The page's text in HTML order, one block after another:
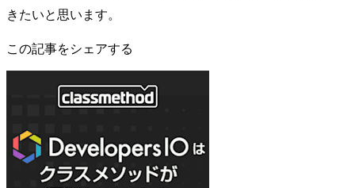
きたいと思います。
この記事をシェアする